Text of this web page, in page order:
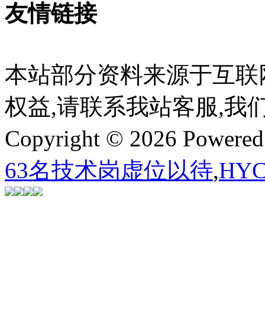
友情链接
本站部分资料来源于互
权益,请联系我站客服,我
Copyright © 2026
63名技术岗虚位以待,